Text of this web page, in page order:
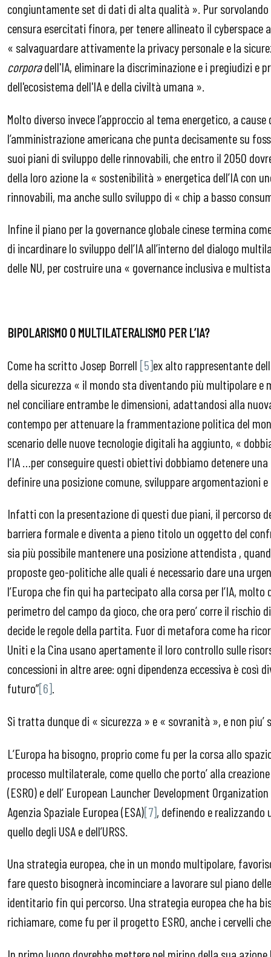
congiuntamente set di dati di alta qualità ». Pur
censura esercitati finora, per tenere allineato il cyberspace
« salvaguardare attivamente la privacy personale e la
corporadell'IA, eliminare la discriminazione e i pregiudizi e
dell'ecosistema dell'IA e della civiltà umana ».
Molto diverso invece l’approccio al tema energetico, a
l’amministrazione americana che punta decisamente su
suoi piani di sviluppo delle rinnovabili, che entro il 2050
della loro azione la « sostenibilità » energetica dell’IA con
rinnovabili, ma anche sullo sviluppo di « chip a basso
Infine il piano per la governance globale cinese termina
di incardinare lo sviluppo dell’IA all’interno del dialogo
delle NU, per costruire una « governance inclusiva e
BIPOLARISMO O MULTILATERALISMO PER L’IA?
Come ha scritto Josep Borrell [5]ex alto rappresentante
della sicurezza « il mondo sta diventando più multipolare
nel conciliare entrambe le dimensioni, adattandosi alla
contempo per attenuare la frammentazione politica del
scenario delle nuove tecnologie digitali ha aggiunto, «
l’IA …per conseguire questi obiettivi dobbiamo detenere
definire una posizione comune, sviluppare argomentazioni
Infatti con la presentazione di questi due piani, il percorso
barriera formale e diventa a pieno titolo un oggetto del
sia più possibile mantenere una posizione attendista ,
proposte geo-politiche alle quali é necessario dare una
l’Europa che fin qui ha partecipato alla corsa per l’IA,
perimetro del campo da gioco, che ora pero’ corre il rischio
decide le regole della partita. Fuor di metafora come ha
Uniti e la Cina usano apertamente il loro controllo sulle
concessioni in altre aree: ogni dipendenza eccessiva è
futuro”[6].
Si tratta dunque di « sicurezza » e « sovranità », e non
L’Europa ha bisogno, proprio come fu per la corsa allo
processo multilaterale, come quello che porto’ alla
(ESRO) e dell’ European Launcher Development
Agenzia Spaziale Europea (ESA)[7], definendo e
quello degli USA e dell’URSS.
Una strategia europea, che in un mondo multipolare,
fare questo bisognerà incominciare a lavorare sul piano
identitario fin qui percorso. Una strategia europea che ha
richiamare, come fu per il progetto ESRO, anche i cervelli
In primo luogo dovrebbe mettere nel mirino della sua